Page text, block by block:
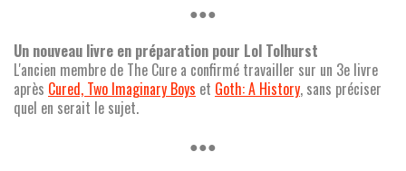
●●●
Un nouveau livre en préparation pour Lol Tolhurst
L'ancien membre de The Cure a confirmé travailler sur un 3e livre
après Cured, Two Imaginary Boys et Goth: A History, sans préciser
quel en serait le sujet.
●●●